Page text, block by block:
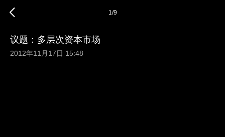
1/9
议题：多层次资本市场
2012年11月17日 15:48